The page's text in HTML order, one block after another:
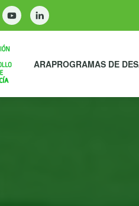
ARAPROGRAMAS DE